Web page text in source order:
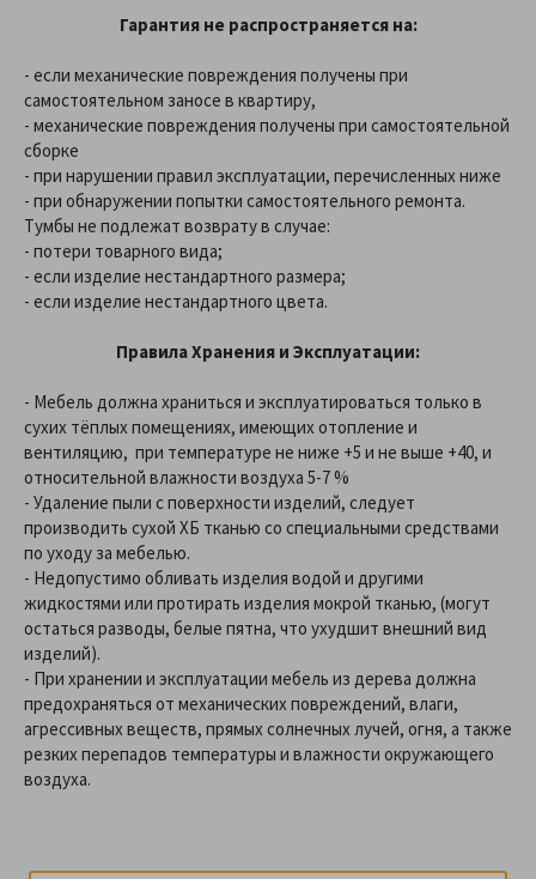
Гарантия не распространяется на:
- если механические повреждения получены при
самостоятельном заносе в квартиру,
- механические повреждения получены при самостоятельной
сборке
- при нарушении правил эксплуатации, перечисленных ниже
- при обнаружении попытки самостоятельного ремонта.
Тумбы не подлежат возврату в случае:
- потери товарного вида;
- если изделие нестандартного размера;
- если изделие нестандартного цвета.
Правила Хранения и Эксплуатации:
- Мебель должна храниться и эксплуатироваться только в
сухих тёплых помещениях, имеющих отопление и
вентиляцию, при температуре не ниже +5 и не выше +40, и
относительной влажности воздуха 5-7 %
- Удаление пыли с поверхности изделий, следует
производить сухой ХБ тканью со специальными средствами
по уходу за мебелью.
- Недопустимо обливать изделия водой и другими
жидкостями или протирать изделия мокрой тканью, (могут
остаться разводы, белые пятна, что ухудшит внешний вид
изделий).
- При хранении и эксплуатации мебель из дерева должна
предохраняться от механических повреждений, влаги,
агрессивных веществ, прямых солнечных лучей, огня, а также
резких перепадов температуры и влажности окружающего
воздуха.